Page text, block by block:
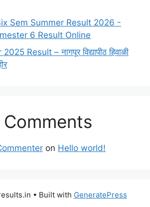
Sem Summer Result 2026 -
6 Result Online
Result – नागपूर विद्यापीठ हिवाळी
on Hello world!
• Built with GeneratePress